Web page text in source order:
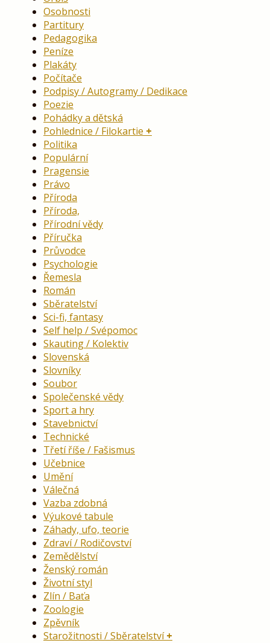
Osobnosti
Partitury
Pedagogika
Peníze
Plakáty
Počítače
Podpisy / Autogramy / Dedikace
Poezie
Pohádky a dětská
Pohlednice / Filokartie
Politika
Populární
Pragensie
Právo
Příroda
Příroda,
Přírodní vědy
Příručka
Průvodce
Psychologie
Řemesla
Román
Sběratelství
Sci-fi, fantasy
Self help / Svépomoc
Skauting / Kolektiv
Slovenská
Slovníky
Soubor
Společenské vědy
Sport a hry
Stavebnictví
Technické
Třetí říše / Fašismus
Učebnice
Umění
Válečná
Vazba zdobná
Výukové tabule
Záhady, ufo, teorie
Zdraví / Rodičovství
Zemědělství
Ženský román
Životní styl
Zlín / Baťa
Zoologie
Zpěvník
Starožitnosti / Sběratelství